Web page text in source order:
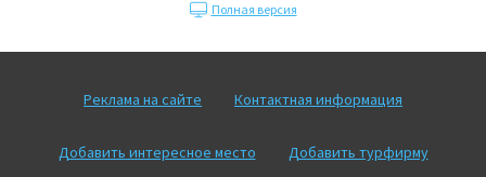
Полная версия
Реклама на сайте Контактная информация
Добавить интересное место Добавить турфирму